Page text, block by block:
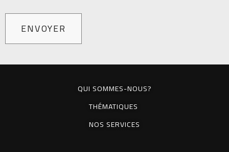
QUI SOMMES-NOUS?
THÉMATIQUES
NOS SERVICES